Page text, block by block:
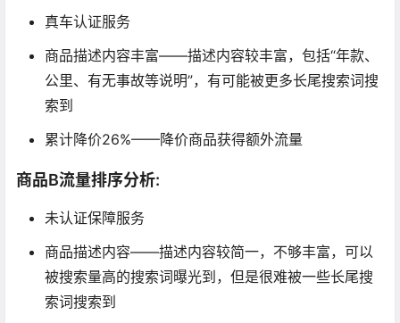
真车认证服务
商品描述内容丰富——描述内容较丰富，包括“年款、
公里、有无事故等说明”，有可能被更多长尾搜索词搜
索到
累计降价26%——降价商品获得额外流量
商品B流量排序分析:
未认证保障服务
商品描述内容——描述内容较简一，不够丰富，可以
被搜索量高的搜索词曝光到，但是很难被一些长尾搜
索词搜索到